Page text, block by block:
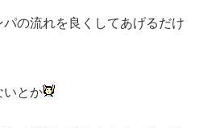
の流れを良くしてあげるだけ
いとか